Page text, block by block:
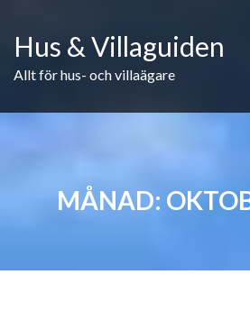
content
Hus & Villaguiden
Allt för hus- och villaägare
MÅNAD: